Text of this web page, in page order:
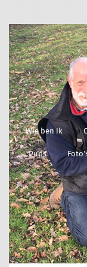
Wie ben ik
Pups